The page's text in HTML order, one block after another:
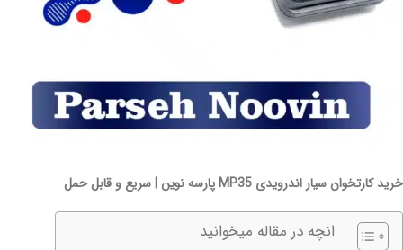
خرید کارتخوان سیار اندرویدی MP35 پارسه نوین | سریع و قابل حمل
انچه در مقاله میخوانید